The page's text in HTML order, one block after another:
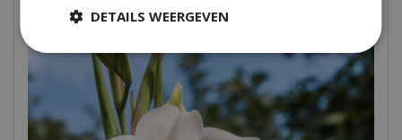
DETAILS WEERGEVEN